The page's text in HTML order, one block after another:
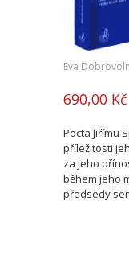
Eva
690,00 Kč
Pocta Jiřímu
příležitosti
za jeho
během jeho
předsedy